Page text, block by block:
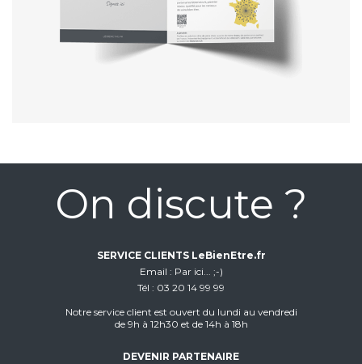
On discute ?
SERVICE CLIENTS LeBienEtre.fr
Email
Par ici... ;-)
Tél
03 20 14 99 99
Notre service client est ouvert du lundi au vendredi
de 9h à 12h30 et de 14h à 18h
DEVENIR PARTENAIRE